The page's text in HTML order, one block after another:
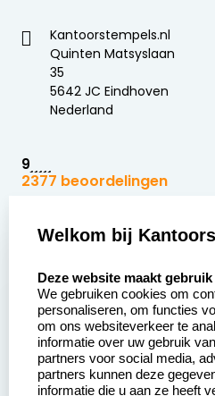
Kantoorstempels.nl
Quinten Matsyslaan
35
5642 JC Eindhoven
Nederland
9
2377 beoordelingen
Zakelijk:
Aanvraag op maat
Betaling &
Verzending
Wederverkoper
worden
Welkom bij
Deze website maakt
We gebruiken cookies om
personaliseren, om functies
om ons websiteverkeer te
informatie over uw gebruik
partners voor social media,
partners kunnen deze
informatie die u aan ze heeft